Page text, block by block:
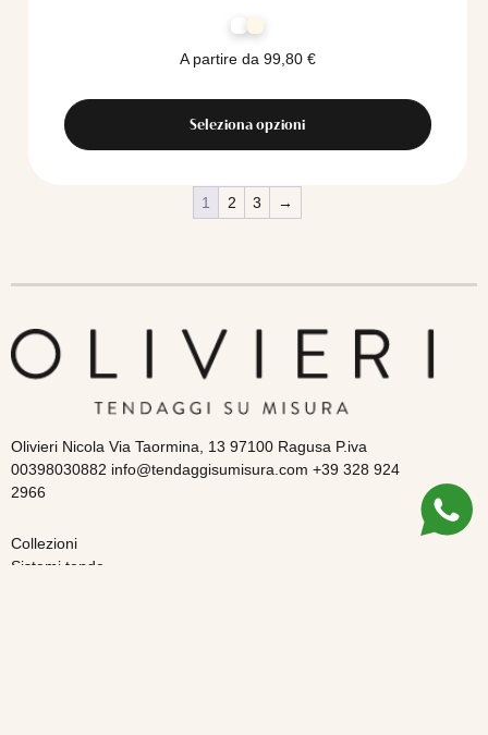
A partire da 99,80 €
Seleziona opzioni
1 2 3 →
Olivieri Nicola Via Taormina, 13 97100 Ragusa P.iva
00398030882 info@tendaggisumisura.com +39 328 924
2966
Collezioni
Sistemi tende